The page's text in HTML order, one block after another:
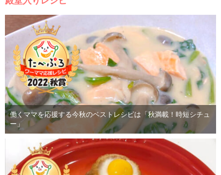
働くママを応援する今秋のベストレシピは「秋満載！時短シチュ
ー」